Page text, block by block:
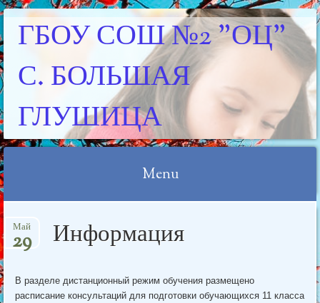
ГБОУ СОШ №2 "ОЦ"
С. БОЛЬШАЯ
ГЛУШИЦА
Menu
to
content
Информация
Май
29
В разделе дистанционный режим обучения размещено
расписание консультаций для подготовки обучающихся 11 класса